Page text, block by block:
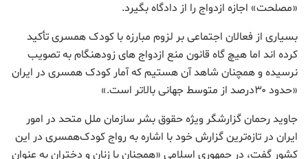
«مصلحت» اجازه ازدواج را از دادگاه بگیرد.
بسیاری از فعالان اجتماعی بر لزوم مبارزه با کودک همسری تأکید
کرده اند اما هیچ گاه قانون منع ازدواج های زودهنگام به تصویب
نرسیده و همچنان شاهد آن هستیم که آمار کودک همسری در ایران
«حدود ۳۰درصد از متوسط جهانی بالاتر است.»
جاوید رحمان گزارشگر ویژه حقوق بشر سازمان ملل متحد در امور
ایران در تازه‌ترین گزارش خود با اشاره به رواج کودک‌همسری در این
کشور گفت، در جمهوری اسلامی «همچنان با زنان و دختران به عنوان